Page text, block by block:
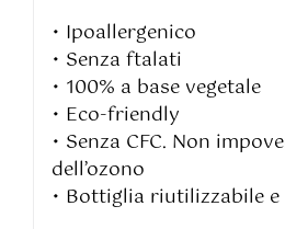
• Ipoallergenico
• Senza ftalati
• 100% a base vegetale
• Eco-friendly
• Senza CFC. Non
dell’ozono
• Bottiglia riutilizzabile